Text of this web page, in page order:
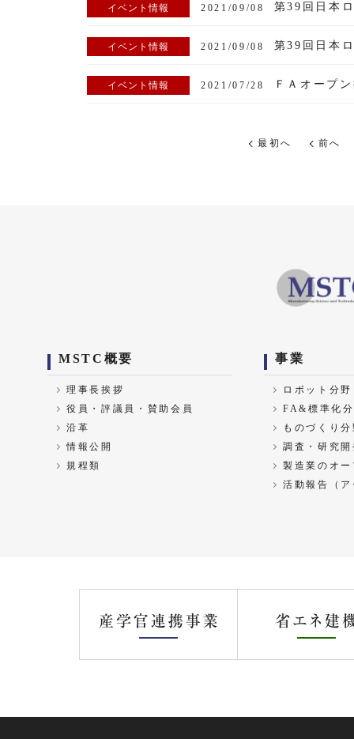
イベント情報 2021/09/08
イベント情報 2021/09/08
イベント情報 2021/07/28
最初へ 前へ
MSTC概要
理事長挨拶
役員・評議員・賛助会員
沿革
情報公開
規程類
事業
ロボット分野
FA&標準化
ものづくり
調査・研究
製造業のオ
活動報告（